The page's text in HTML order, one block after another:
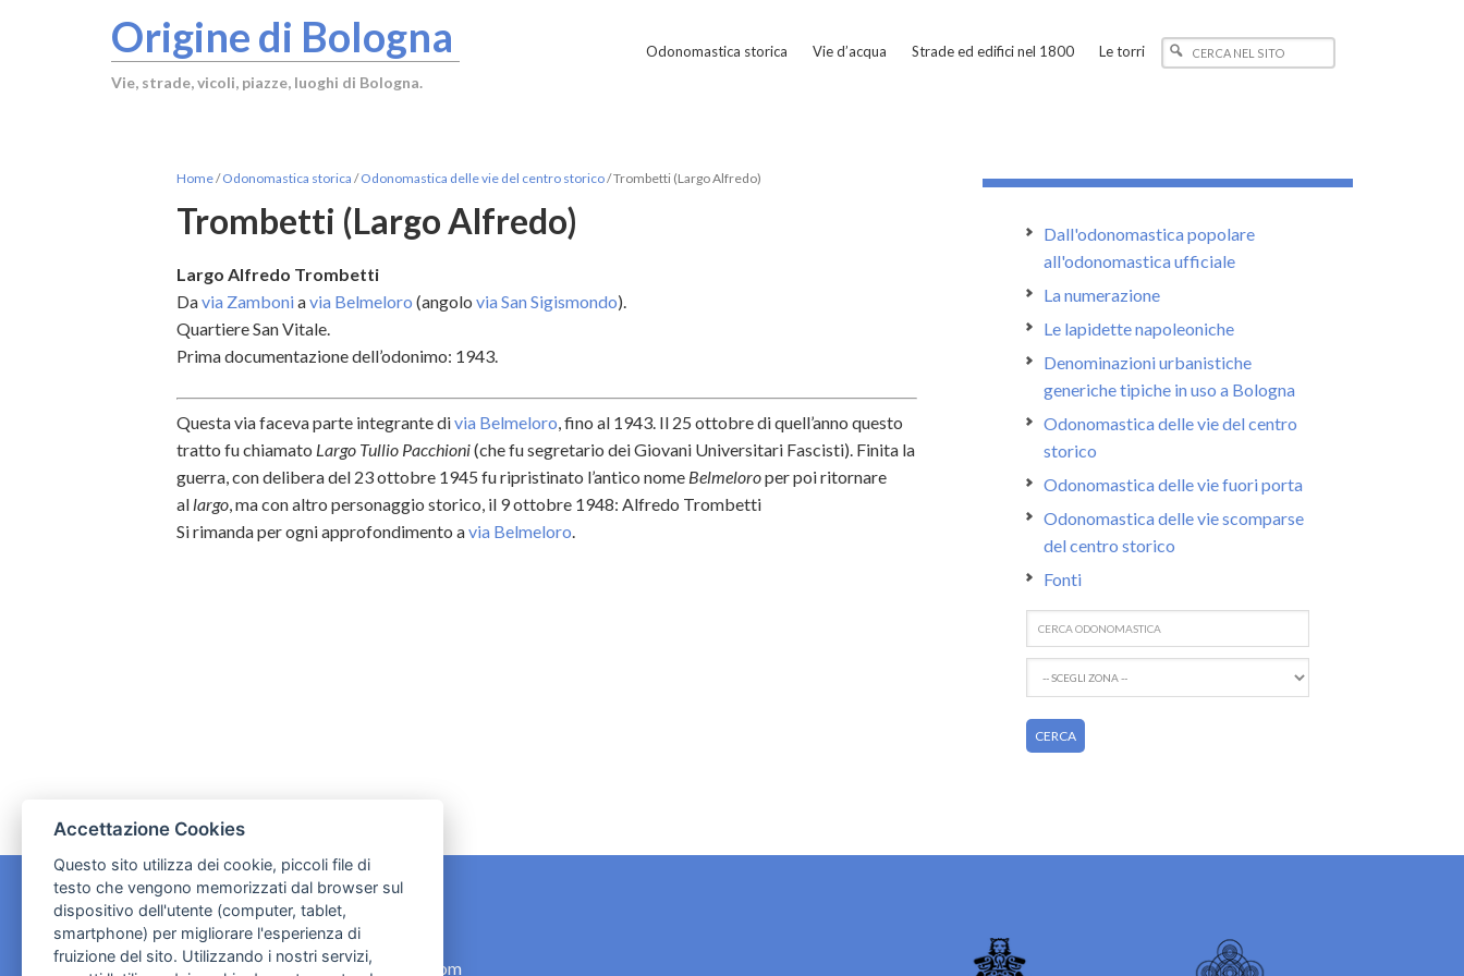
Origine di Bologna
Vie, strade, vicoli, piazze, luoghi di Bologna.
Odonomastica storica Vie d’acqua Strade ed edifici nel 1800 Le torri
Home/ Odonomastica storica / Odonomastica delle vie del centro storico/Trombetti (Largo Alfredo)
Trombetti (Largo Alfredo)
Largo Alfredo Trombetti
Davia Zamboniavia Belmeloro (angolo via San Sigismondo).
Quartiere San Vitale.
Prima documentazione dell’odonimo: 1943.
Questa via faceva parte integrante divia Belmeloro, fino al 1943. Il 25 ottobre di quell’anno questo
tratto fu chiamato Largo Tullio Pacchioni(che fu segretario dei Giovani Universitari Fascisti). Finita la
guerra, con delibera del 23 ottobre 1945 fu ripristinato l’antico nome Belmeloroper poi ritornare
al largo, ma con altro personaggio storico, il 9 ottobre 1948: Alfredo Trombetti
Si rimanda per ogni approfondimento avia Belmeloro.
Dall'odonomastica popolare
all'odonomastica ufficiale
La numerazione
Le lapidette napoleoniche
Denominazioni urbanistiche
generiche tipiche in uso a Bologna
Odonomastica delle vie del centro
storico
Odonomastica delle vie fuori porta
Odonomastica delle vie scomparse
del centro storico
Fonti
CONTATTI
contact.originebologna@gmail.com
Accettazione Cookies
Questo sito utilizza dei cookie, piccoli file di
testo che vengono memorizzati dal browser sul
dispositivo dell'utente (computer, tablet,
smartphone) per migliorare l'esperienza di
fruizione del sito. Utilizzando i nostri servizi,